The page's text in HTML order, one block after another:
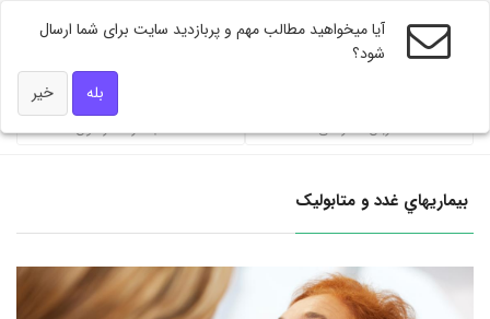
ضربان تندرستی
محاسبه گر فشار خون
بيماريهاي غدد و متابوليک
آیا میخواهید مطالب مهم و پربازدید سایت برای شما ارسال
شود؟
بله
خیر